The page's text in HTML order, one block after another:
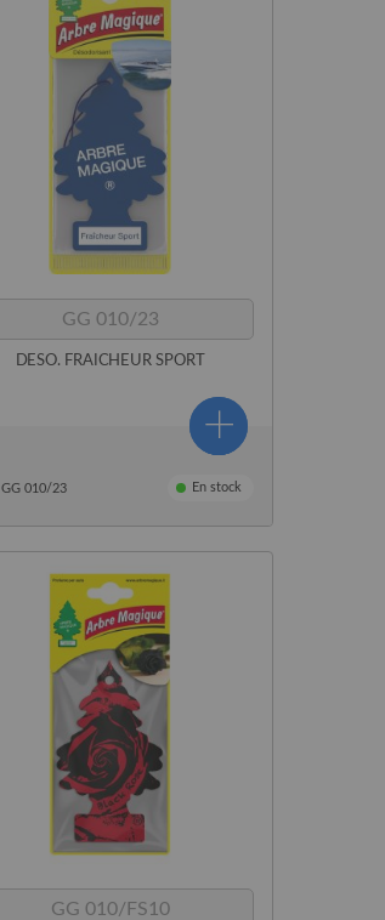
GG 010/23
DESO. FRAICHEUR SPORT
GG 010/23 En stock
GG 010/FS10